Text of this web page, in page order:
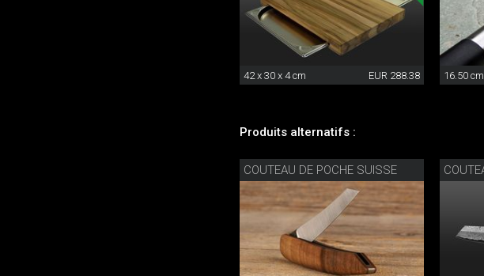
42 x 30 x 4 cm EUR 288.38 16.50 cm
Produits alternatifs :
COUTEAU DE POCHE SUISSE